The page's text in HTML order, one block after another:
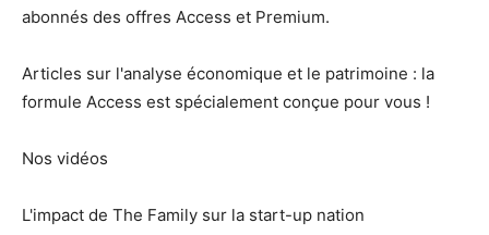
abonnés des offres Access et Premium.
Articles sur l'analyse économique et le patrimoine : la
formule Access est spécialement conçue pour vous !
Nos vidéos
L'impact de The Family sur la start-up nation